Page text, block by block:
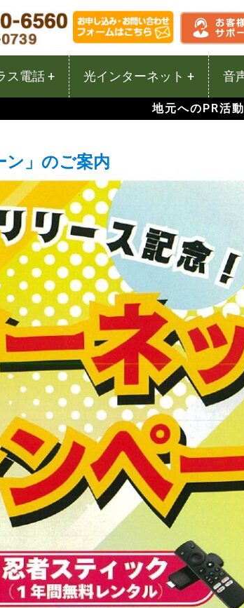
ス電話 + 光インターネット + 音
地元へのPR活
ン」のご案内